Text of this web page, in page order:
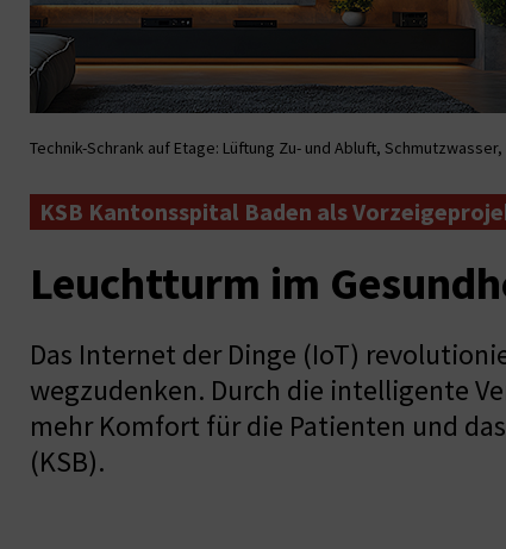
Technik-Schrank auf Etage: Lüftung Zu- und Abluft,
KSB Kantonsspital Baden als
Leuchtturm im
Das Internet der Dinge (IoT)
wegzudenken. Durch die intelligente
mehr Komfort für die Patienten und
(KSB).